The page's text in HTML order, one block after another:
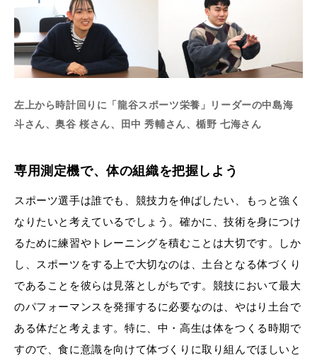
左上から時計回りに「龍谷スポーツ栄養」リーダーの中島海
斗さん、奥谷 桜さん、田中 秀輔さん、楯野 七海さん
専用測定機で、体の組織を把握しよう
スポーツ選手は誰でも、競技力を伸ばしたい、もっと強く
なりたいと考えているでしょう。確かに、技術を身につけ
るために練習やトレーニングを積むことは大切です。しか
し、スポーツをする上で大切なのは、土台となる体づくり
であることを彼らは見落としがちです。競技において最大
のパフォーマンスを発揮するに必要なのは、やはり土台で
ある体だと考えます。特に、中・高生は体をつくる時期で
すので、食に意識を向けて体づくりに取り組んでほしいと